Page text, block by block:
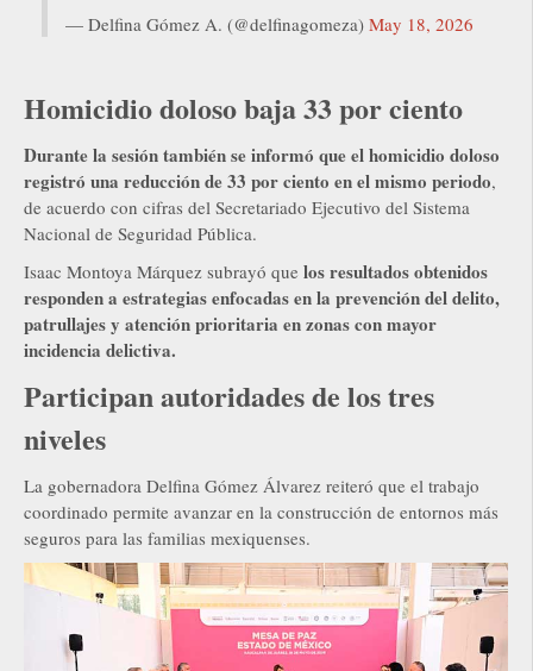
— Delfina Gómez A. (@delfinagomeza) May 18, 2026
Homicidio doloso baja 33 por ciento
Durante la sesión también se informó que el homicidio doloso
registró una reducción de 33 por ciento en el mismo periodo,
de acuerdo con cifras del Secretariado Ejecutivo del Sistema
Nacional de Seguridad Pública.
Isaac Montoya Márquez subrayó que los resultados obtenidos
responden a estrategias enfocadas en la prevención del delito,
patrullajes y atención prioritaria en zonas con mayor
incidencia delictiva.
Participan autoridades de los tres
niveles
La gobernadora Delfina Gómez Álvarez reiteró que el trabajo
coordinado permite avanzar en la construcción de entornos más
seguros para las familias mexiquenses.